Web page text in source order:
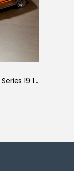
1:64 GL Muscle Series 19 1968 Ford Mustang GT Madagascar Orange Diecast Model Araba